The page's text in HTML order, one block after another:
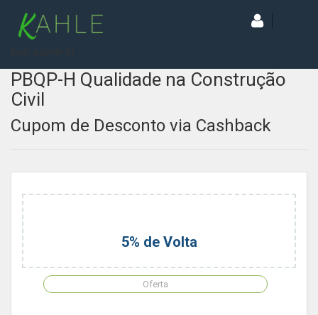
PBQP-H Qualidade na Construção
Civil
Cupom de Desconto via Cashback
5% de Volta
Oferta